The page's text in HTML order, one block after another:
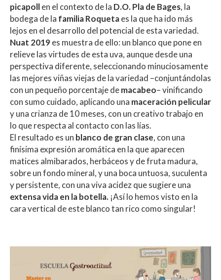
picapollen el contexto de la D.O. Pla de Bages, la
bodega de la familia Roquetaes la que ha ido más
lejos en el desarrollo del potencial de esta variedad.
Nuat 2019es muestra de ello: un blanco que pone en
relieve las virtudes de esta uva, aunque desde una
perspectiva diferente, seleccionando minuciosamente
las mejores viñas viejas de la variedad –conjuntándolas
con un pequeño porcentaje demacabeo– vinificando
con sumo cuidado, aplicando una maceración pelicular
y una crianza de 10 meses, con un creativo trabajo en
lo que respecta al contacto con las lías.
El resultado es un blanco de gran clase, con una
finísima expresión aromática en la que aparecen
matices almibarados, herbáceos y de fruta madura,
sobre un fondo mineral, y una boca untuosa, suculenta
y persistente, con una viva acidez que sugiere una
extensa vida en la botella. ¡Así lo hemos visto en la
cara vertical de este blanco tan rico como singular!